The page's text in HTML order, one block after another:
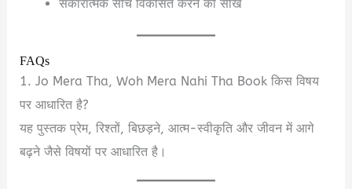
सकारात्मक सोच विकसित करने की सीख
FAQs
1. Jo Mera Tha, Woh Mera Nahi Tha Book किस विषय
पर आधारित है?
यह पुस्तक प्रेम, रिश्तों, बिछड़ने, आत्म-स्वीकृति और जीवन में आगे
बढ़ने जैसे विषयों पर आधारित है।